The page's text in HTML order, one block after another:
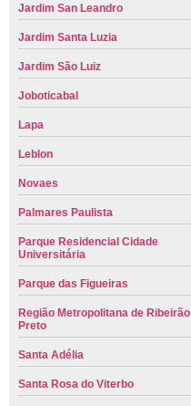
Jardim San Leandro
Jardim Santa Luzia
Jardim São Luiz
Joboticabal
Lapa
Leblon
Novaes
Palmares Paulista
Parque Residencial Cidade
Universitária
Parque das Figueiras
Região Metropolitana de Ribeirão
Preto
Santa Adélia
Santa Rosa do Viterbo